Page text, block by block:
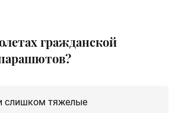
гражданской
слишком тяжелые